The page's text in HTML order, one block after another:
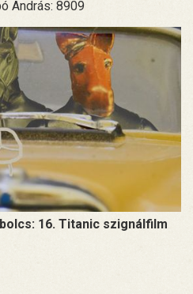
András: 8909
16. Titanic szignálfilm